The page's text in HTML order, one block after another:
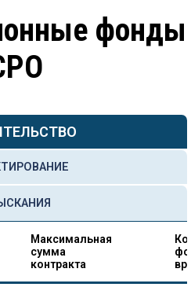
фонды
Максимальная
сумма
контракта